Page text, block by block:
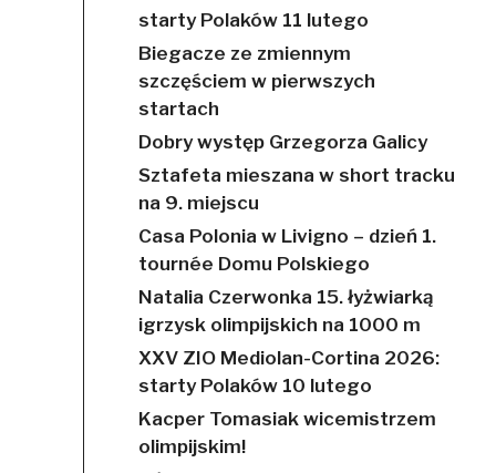
starty Polaków 11 lutego
Biegacze ze zmiennym
szczęściem w pierwszych
startach
Dobry występ Grzegorza Galicy
Sztafeta mieszana w short tracku
na 9. miejscu
Casa Polonia w Livigno – dzień 1.
tournée Domu Polskiego
Natalia Czerwonka 15. łyżwiarką
igrzysk olimpijskich na 1000 m
XXV ZIO Mediolan-Cortina 2026:
starty Polaków 10 lutego
Kacper Tomasiak wicemistrzem
olimpijskim!